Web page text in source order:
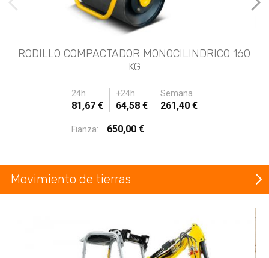
RODILLO COMPACTADOR MONOCILINDRICO 160
KG
24h +24h Semana
81,67 € 64,58 € 261,40 €
Fianza: 650,00 €
imágenes anteriores
Movimiento de tierras